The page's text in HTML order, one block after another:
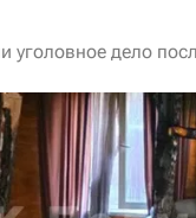
уголовное дело